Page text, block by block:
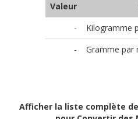
Valeur
-
Kilogramme
-
Gramme par
Afficher la liste complète